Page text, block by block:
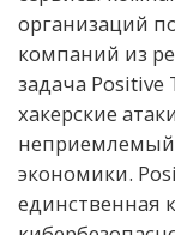
организаций
компаний из
задача
хакерские
неприемлемый
экономики.
единственная